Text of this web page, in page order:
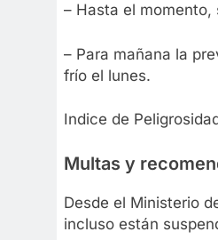
– Hasta el
– Para mañana la
frío el lunes.
Indice de
Multas y
Desde el Ministerio
incluso están